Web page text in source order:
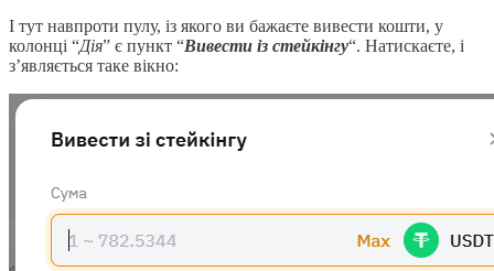
І тут навпроти пулу, із якого ви бажаєте вивести кошти, у
колонці “Дія” є пункт “Вивести із стейкінгу“. Натискаєте, і
з’являється таке вікно: